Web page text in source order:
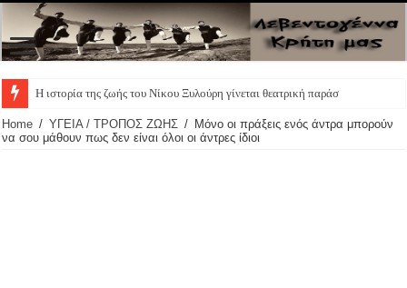
Η ιστορία της ζωής του Νίκου Ξυλούρη γίνεται θεατρική παράστα
Home / ΥΓΕΙΑ / ΤΡΟΠΟΣ ΖΩΗΣ / Μόνο οι πράξεις ενός άντρα μπορούν
να σου μάθουν πως δεν είναι όλοι οι άντρες ίδιοι